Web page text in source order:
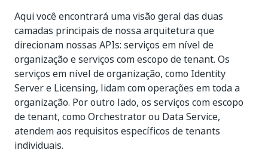
Aqui você encontrará uma visão geral das duas
camadas principais de nossa arquitetura que
direcionam nossas APIs: serviços em nível de
organização e serviços com escopo de tenant. Os
serviços em nível de organização, como Identity
Server e Licensing, lidam com operações em toda a
organização. Por outro lado, os serviços com escopo
de tenant, como Orchestrator ou Data Service,
atendem aos requisitos específicos de tenants
individuais.